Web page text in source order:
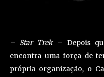
– Star Trek– Depois
encontra uma força de
própria organização, o